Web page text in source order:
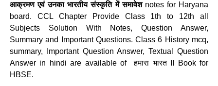
आक्रमण एवं उनका भारतीय संस्कृति में समावेशnotes for Haryana
board. CCL Chapter Provide Class 1th to 12th all
Subjects Solution With Notes, Question Answer,
Summary and Important Questions. Class 6 History mcq,
summary, Important Question Answer, Textual Question
Answer in hindi are available of हमारा भारत II Book for
HBSE.